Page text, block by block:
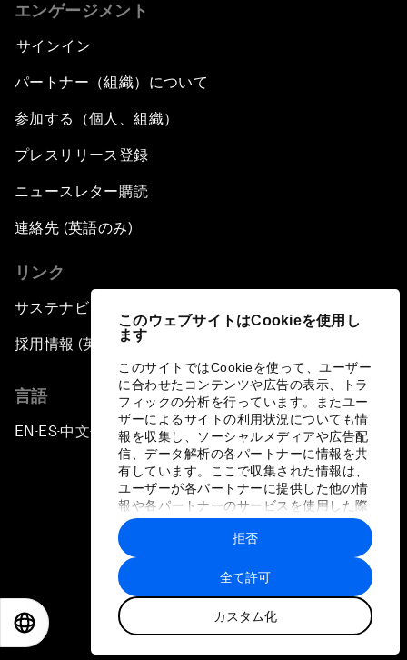
このウェブサイトはCookieを使用し
ます
このサイトではCookieを使って、ユーザー
に合わせたコンテンツや広告の表示、トラ
フィックの分析を行っています。またユー
ザーによるサイトの利用状況についても情
報を収集し、ソーシャルメディアや広告配
信、データ解析の各パートナーに情報を共
有しています。ここで収集された情報は、
ユーザーが各パートナーに提供した他の情
報や各パートナーのサービスを使用した際
に収集された情報と組み合わされ、各パー
トナーによって使用されることがありま
す。
全て許可
カスタム化
拒否
エンゲージメント
サインイン
パートナー（組織）について
参加する（個人、組織）
プレスリリース登録
ニュースレター購読
連絡先 (英語のみ)
リンク
サステナビリティへの取り組み
採用情報 (英語のみ)
言語
EN ▪ ES▪中文▪ 日本語
プライバシーポリシーと利用規約
サイトマップ
©
世界経済フォーラム